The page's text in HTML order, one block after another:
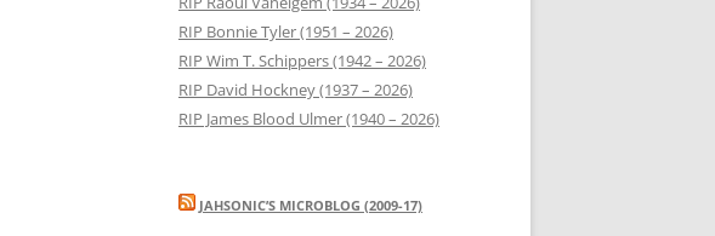
RIP Bonnie Tyler (1951 – 2026)
RIP Wim T. Schippers (1942 – 2026)
RIP David Hockney (1937 – 2026)
RIP James Blood Ulmer (1940 – 2026)
JAHSONIC’S MICROBLOG (2009-17)